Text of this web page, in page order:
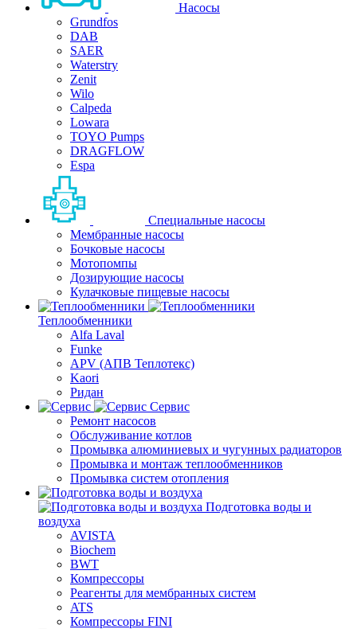
Насосы
Grundfos
DAB
SAER
Waterstry
Zenit
Wilo
Calpeda
Lowara
TOYO Pumps
DRAGFLOW
Espa
Специальные насосы
Мембранные насосы
Бочковые насосы
Мотопомпы
Дозирующие насосы
Кулачковые пищевые насосы
Теплообменники
Alfa Laval
Funke
APV (АПВ Теплотекс)
Kaori
Ридан
Сервис
Ремонт насосов
Обслуживание котлов
Промывка алюминиевых и чугунных радиаторов
Промывка и монтаж теплообменников
Промывка систем отопления
Подготовка воды и
воздуха
AVISTA
Biochem
BWT
Компрессоры
Реагенты для мембранных систем
ATS
Компрессоры FINI